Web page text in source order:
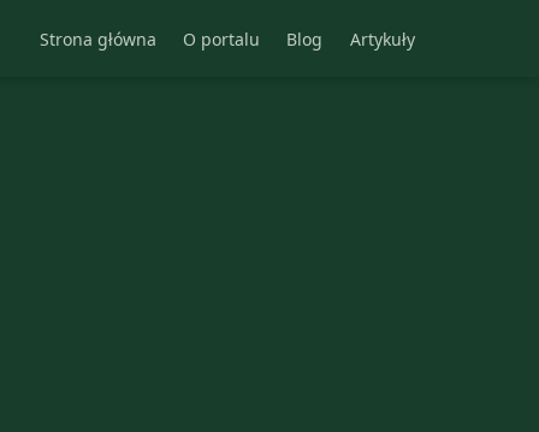
Strona główna O portalu Blog Artykuły